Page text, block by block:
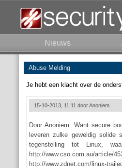
Nieuws
Abuse Melding
Je hebt een klacht over de
15-10-2013, 11:11 doorAnoniem
Door Anoniem: Want secure
leveren zulke geweldig
tegenstelling tot Linux,
http://www.cso.com.au/article/
http://www.zdnet.com/linux-